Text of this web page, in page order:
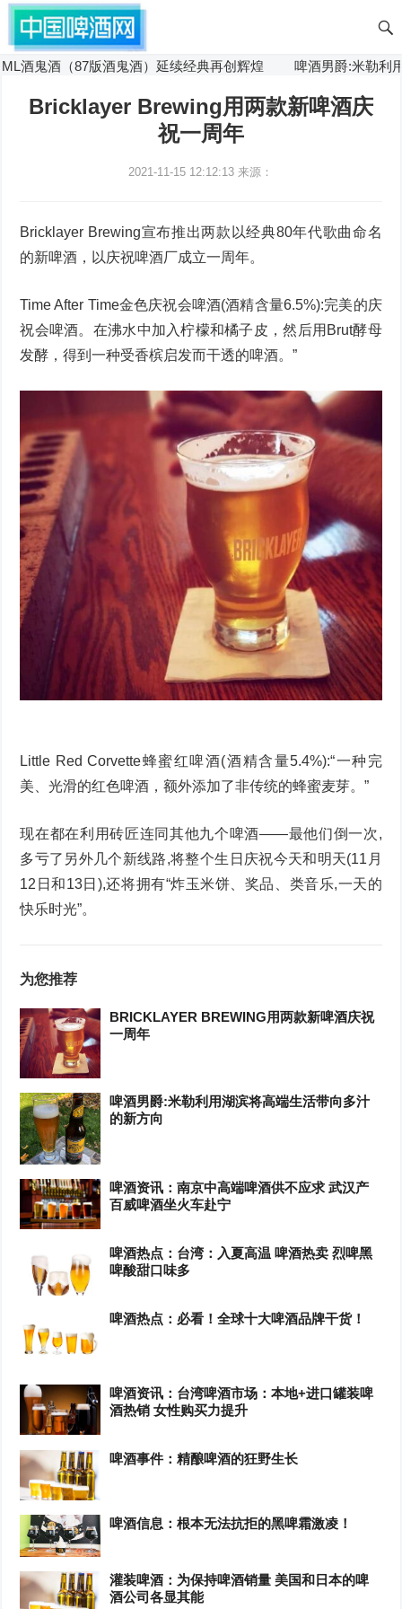
酒鬼酒（87版酒鬼酒）延续经典再创辉煌 啤酒男爵:米勒利
Bricklayer Brewing用两款新啤酒庆
祝一周年
2021-11-15 12:12:13 来源：
Bricklayer Brewing宣布推出两款以经典80年代歌曲命名
的新啤酒，以庆祝啤酒厂成立一周年。
Time After Time金色庆祝会啤酒(酒精含量6.5%):完美的庆
祝会啤酒。在沸水中加入柠檬和橘子皮，然后用Brut酵母
发酵，得到一种受香槟启发而干透的啤酒。”
Little Red Corvette蜂蜜红啤酒(酒精含量5.4%):“一种完
美、光滑的红色啤酒，额外添加了非传统的蜂蜜麦芽。”
现在都在利用砖匠连同其他九个啤酒——最他们倒一次,
多亏了另外几个新线路,将整个生日庆祝今天和明天(11月
12日和13日),还将拥有“炸玉米饼、奖品、类音乐,一天的
快乐时光”。
为您推荐
BRICKLAYER BREWING用两款新啤酒庆祝
一周年
啤酒男爵:米勒利用湖滨将高端生活带向多汁
的新方向
啤酒资讯：南京中高端啤酒供不应求 武汉产
百威啤酒坐火车赴宁
啤酒热点：台湾：入夏高温 啤酒热卖 烈啤黑
啤酸甜口味多
啤酒热点：必看！全球十大啤酒品牌干货！
啤酒资讯：台湾啤酒市场：本地+进口罐装啤
酒热销 女性购买力提升
啤酒事件：精酿啤酒的狂野生长
啤酒信息：根本无法抗拒的黑啤霜激凌！
灌装啤酒：为保持啤酒销量 美国和日本的啤
酒公司各显其能